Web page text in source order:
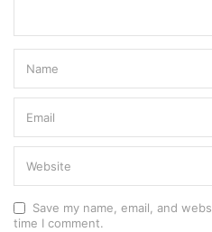
Save my name, email, and
time I comment.